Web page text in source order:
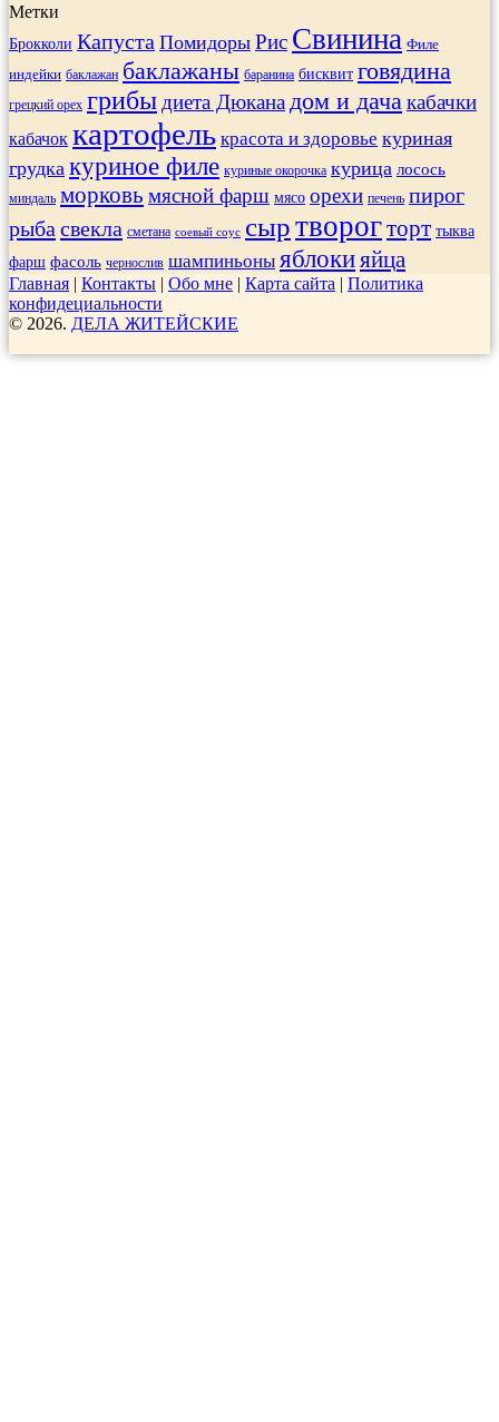
Метки
Брокколи Капуста Помидоры Рис Свинина Филе
индейки баклажан баклажаны баранина бисквит говядина
грецкий орех грибы диета Дюкана дом и дача кабачки
кабачок картофель красота и здоровье куриная
грудка куриное филе куриные окорочка курица лосось
миндаль морковь мясной фарш мясо орехи печень пирог
рыба свекла сметана соевый соус сыртворогторт тыква
фарш фасоль чернослив шампиньоны яблоки яйца
Главная | Контакты | Обо мне | Карта сайта | Политика
конфидециальности
© 2026. ДЕЛА ЖИТЕЙСКИЕ